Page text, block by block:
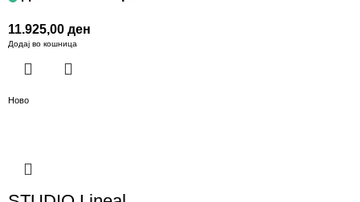
11.925,00 ден
Додај во кошница
Ново